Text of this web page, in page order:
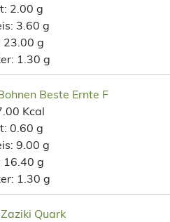
2.00 g
3.60 g
23.00 g
1.30 g
Beste Ernte F
Kcal
0.60 g
9.00 g
16.40 g
1.30 g
Quark